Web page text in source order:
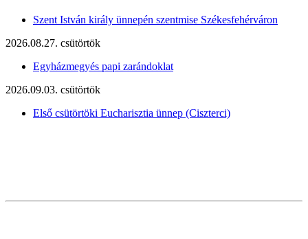
Szent István király ünnepén szentmise Székesfehérváron
2026.08.27. csütörtök
Egyházmegyés papi zarándoklat
2026.09.03. csütörtök
Első csütörtöki Eucharisztia ünnep (Ciszterci)